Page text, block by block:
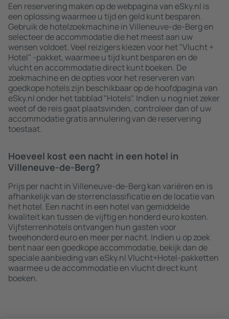
Een reservering maken op de webpagina van eSky.nl is
een oplossing waarmee u tijd en geld kunt besparen.
Gebruik de hotelzoekmachine in Villeneuve-de-Berg en
selecteer de accommodatie die het meest aan uw
wensen voldoet. Veel reizigers kiezen voor het "Vlucht +
Hotel" -pakket, waarmee u tijd kunt besparen en de
vlucht en accommodatie direct kunt boeken. De
zoekmachine en de opties voor het reserveren van
goedkope hotels zijn beschikbaar op de hoofdpagina van
eSky.nl onder het tabblad "Hotels". Indien u nog niet zeker
weet of de reis gaat plaatsvinden, controleer dan of uw
accommodatie gratis annulering van de reservering
toestaat.
Hoeveel kost een nacht in een hotel in
Villeneuve-de-Berg?
Prijs per nacht in Villeneuve-de-Berg kan variëren en is
afhankelijk van de sterrenclassificatie en de locatie van
het hotel. Een nacht in een hotel van gemiddelde
kwaliteit kan tussen de vijftig en honderd euro kosten.
Vijfsterrenhotels ontvangen hun gasten voor
tweehonderd euro en meer per nacht. Indien u op zoek
bent naar een goedkope accommodatie, bekijk dan de
speciale aanbieding van eSky.nl Vlucht+Hotel-pakketten
waarmee u de accommodatie en vlucht direct kunt
boeken.